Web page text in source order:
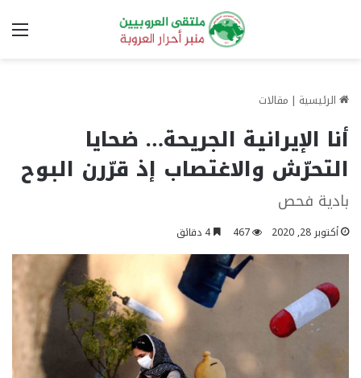
الرئيسية | مقالات
أنا الإيرانية الجريحة… ضحايا
التحرّش والاغتصاب إذ قرّرن البوح
بادية فحص
أكتوبر 28, 2020 467